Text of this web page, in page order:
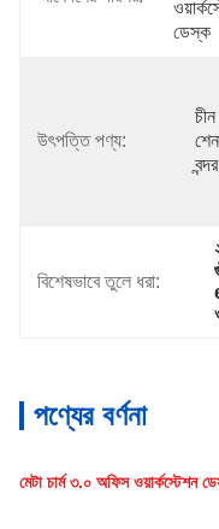
ডেস্ক
উৎপত্তি পণ্য:
বন্দর
বিশেষভাবে তুলে ধরা:
পণ্যের বর্ণনা
মেটা চার্ম ৩.০ অফিস ওয়ার্কস্টেশন